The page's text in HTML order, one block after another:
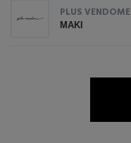
PLUS VENDOME
MAKI